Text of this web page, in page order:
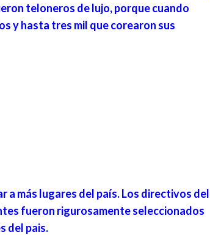
teloneros de lujo, porque cuando
y hasta tres mil que corearon sus
a más lugares del país. Los directivos del
fueron rigurosamente seleccionados
del pais.